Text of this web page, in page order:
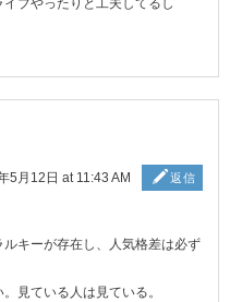
ブやったりと工夫してるし
5月12日 at 11:43 AM 返信
キーが存在し、人気格差は必ず
見ている人は見ている。